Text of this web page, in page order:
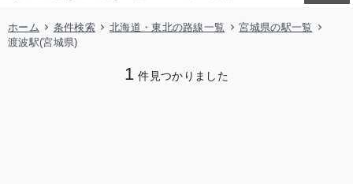
ホーム 条件検索 北海道・東北の路線一覧
宮城県の駅一覧
渡波駅(宮城県)
1 件見つかりました